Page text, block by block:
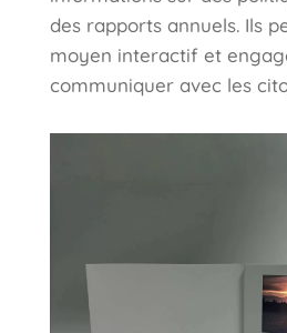
des rapports annuels. Ils
moyen interactif et
communiquer avec les